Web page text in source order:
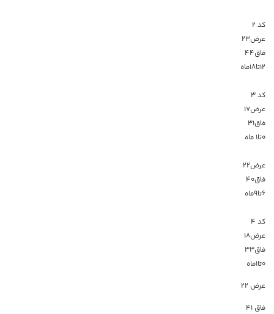
کد ۲
عرض۲۳
فاق۴۴
۱۲تا۱۸ماه
کد ۳
عرض۱۷
فاق۳۱
۰تا۱ ماه
عرض۲۲
فاق۴۰
۶تا۹ماه
کد ۴
عرض۱۸
فاق۳۳
۰تا۱ماه
عرض 22
فاق 41